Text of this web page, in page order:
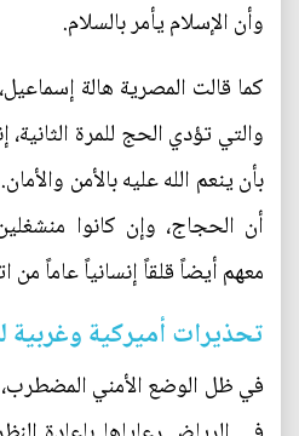
وأن الإسلام يأمر بالسلام.
والتي تؤدي الحج للمرة
بأن ينعم الله عليه بالأمن
أن الحجاج، وإن كانوا
معهم أيضاً قلقاً إنسانياً عاماً
تحذيرات أميركية وغربية
في ظل الوضع الأمني